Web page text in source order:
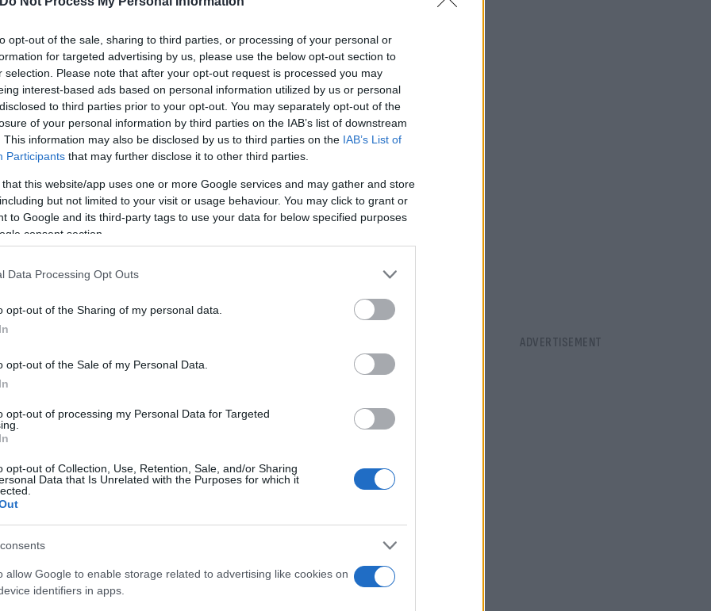
opt-out of the sale, sharing to third parties, or processing of your personal or
for targeted advertising by us, please use the below opt-out section to
selection. Please note that after your opt-out request is processed you may
interest-based ads based on personal information utilized by us or personal
to third parties prior to your opt-out. You may separately opt-out of the
of your personal information by third parties on the IAB’s list of downstream
This information may also be disclosed by us to third parties on the IAB’s List of
Participants that may further disclose it to other third parties.
that this website/app uses one or more Google services and may gather and store
but not limited to your visit or usage behaviour. You may click to grant or
to Google and its third-party tags to use your data for below specified purposes
consent section.
Data Processing Opt Outs
opt-out of the Sharing of my personal data.
opt-out of the Sale of my Personal Data.
opt-out of processing my Personal Data for Targeted
opt-out of Collection, Use, Retention, Sale, and/or Sharing
Data that Is Unrelated with the Purposes for which it
allow Google to enable storage related to advertising like cookies on
identifiers in apps.
Δεν με επηρεάζει προσωπικά και δεν νομίζω ότι
που συζητάει για την πρόωρη επέκταση συμβολαίου του.
να μείνει μαζί μας επειδή είναι ένας από τους
στην ιστορία της ομάδας. Όταν λέει κάτι τέτοιο, απλώς
να συνεχίσει να μας βάζει σε θέση να διεκδικούμε το
ότι βάζει περισσότερη πίεση στον εαυτό του ώστε να
πίεση στην ομάδα όταν το λέει αυτό, ούτε σε εμένα.